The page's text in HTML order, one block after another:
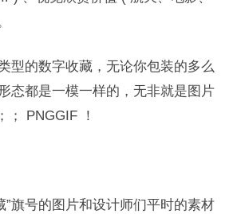
型的数字收藏，无论你包装的多么
态都是一模一样的，无非就是图片
； PNGGIF ！
”旗号的图片和设计师们平时的素材